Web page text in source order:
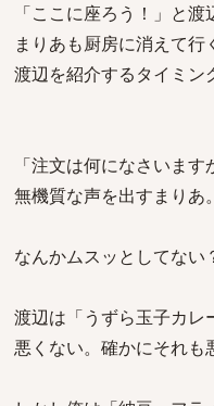
「ここに座ろう！」と渡
まりあも厨房に消えて行
渡辺を紹介するタイミン
「注文は何になさいます
無機質な声を出すまりあ。
なんかムスッとしてない
渡辺は「うずら玉子カレ
悪くない。確かにそれも